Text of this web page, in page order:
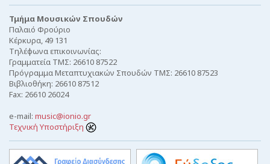
Τμήμα Μουσικών Σπουδών
Παλαιό Φρούριο
Κέρκυρα, 49 131
Τηλέφωνα επικοινωνίας:
Γραμματεία ΤΜΣ: 26610 87522
Πρόγραμμα Μεταπτυχιακών Σπουδών ΤΜΣ: 26610 87523
Βιβλιοθήκη: 26610 87512
Fax: 26610 26024
e-mail: music@ionio.gr
Τεχνική Υποστήριξη